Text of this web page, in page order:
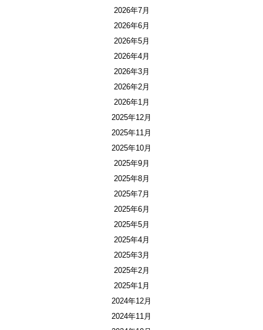
2026年7月
2026年6月
2026年5月
2026年4月
2026年3月
2026年2月
2026年1月
2025年12月
2025年11月
2025年10月
2025年9月
2025年8月
2025年7月
2025年6月
2025年5月
2025年4月
2025年3月
2025年2月
2025年1月
2024年12月
2024年11月